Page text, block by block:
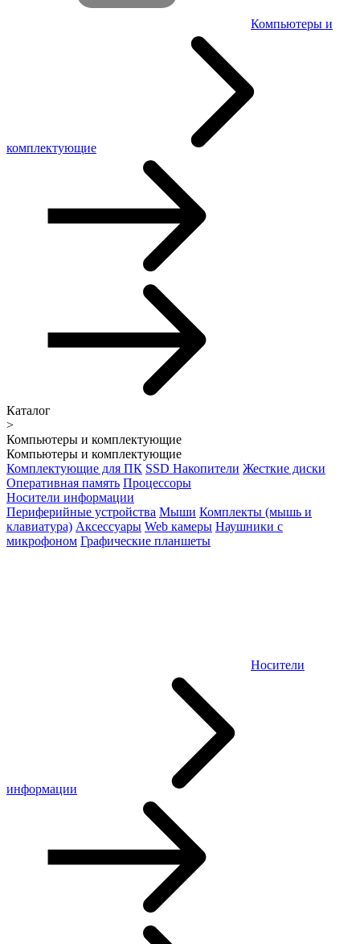
Компьютеры и
комплектующие
Каталог
>
Компьютеры и комплектующие
Компьютеры и комплектующие
Комплектующие для ПК SSD Накопители Жесткие диски
Оперативная память Процессоры
Носители информации
Периферийные устройства Мыши Комплекты (мышь и
клавиатура) Аксессуары Web камеры Наушники с
микрофоном Графические планшеты
Носители
информации